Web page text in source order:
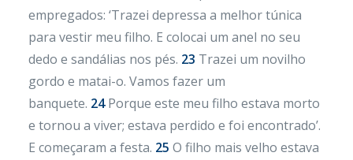
empregados: ‘Trazei depressa a melhor túnica
para vestir meu filho. E colocai um anel no seu
dedo e sandálias nos pés. 23 Trazei um novilho
gordo e matai-o. Vamos fazer um
banquete. 24Porque este meu filho estava morto
e tornou a viver; estava perdido e foi encontrado’.
E começaram a festa. 25 O filho mais velho estava